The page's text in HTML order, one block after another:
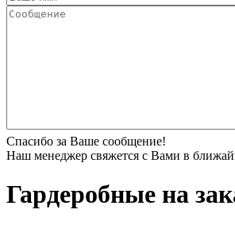
Спасибо за Ваше сообщение!
Наш менеджер свяжется с Вами в
Гардеробные на